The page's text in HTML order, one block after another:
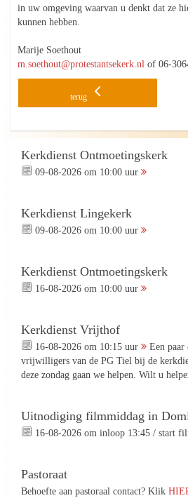
in uw omgeving waarvan u denkt dat ze
kunnen hebben.
Marije Soethout
m.soethout@protestantsekerk.nlof 06-
terug
Kerkdienst Ontmoetingskerk
09-08-2026 om 10:00 uur
Kerkdienst Lingekerk
09-08-2026 om 10:00 uur
Kerkdienst Ontmoetingskerk
16-08-2026 om 10:00 uur
Kerkdienst Vrijthof
16-08-2026 om 10:15 uur
Een paar
vrijwilligers van de PG Tiel bij de
deze zondag gaan we helpen. Wilt u
Uitnodiging filmmiddag in
16-08-2026 om inloop 13:45 / start
Pastoraat
Behoefte aan pastoraal contact? Klik